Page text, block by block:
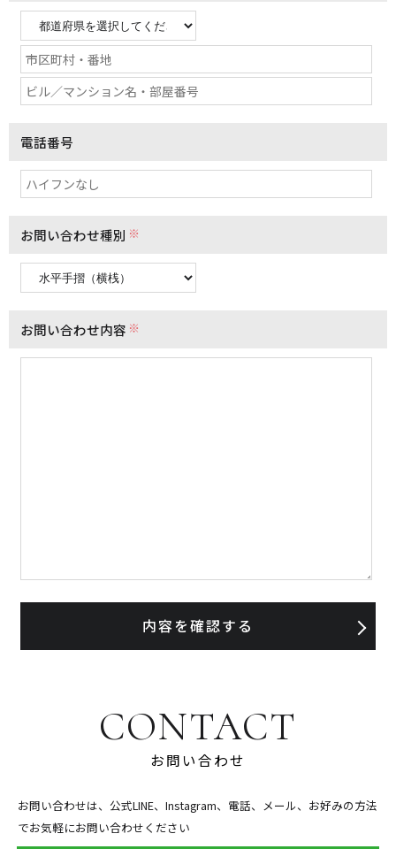
電話番号
お問い合わせ種別 ※
お問い合わせ内容 ※
CONTACT
お問い合わせ
お問い合わせは、公式LINE、Instagram、電話、メール、お好みの方法
でお気軽にお問い合わせください